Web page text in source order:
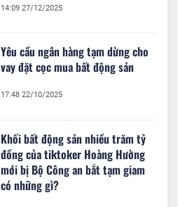
14:09 27/12/2025
Yêu cầu ngân hàng tạm dừng cho
vay đặt cọc mua bất động sản
17:48 22/10/2025
Khối bất động sản nhiều trăm tỷ
đồng của tiktoker Hoàng Hường
mới bị Bộ Công an bắt tạm giam
có những gì?